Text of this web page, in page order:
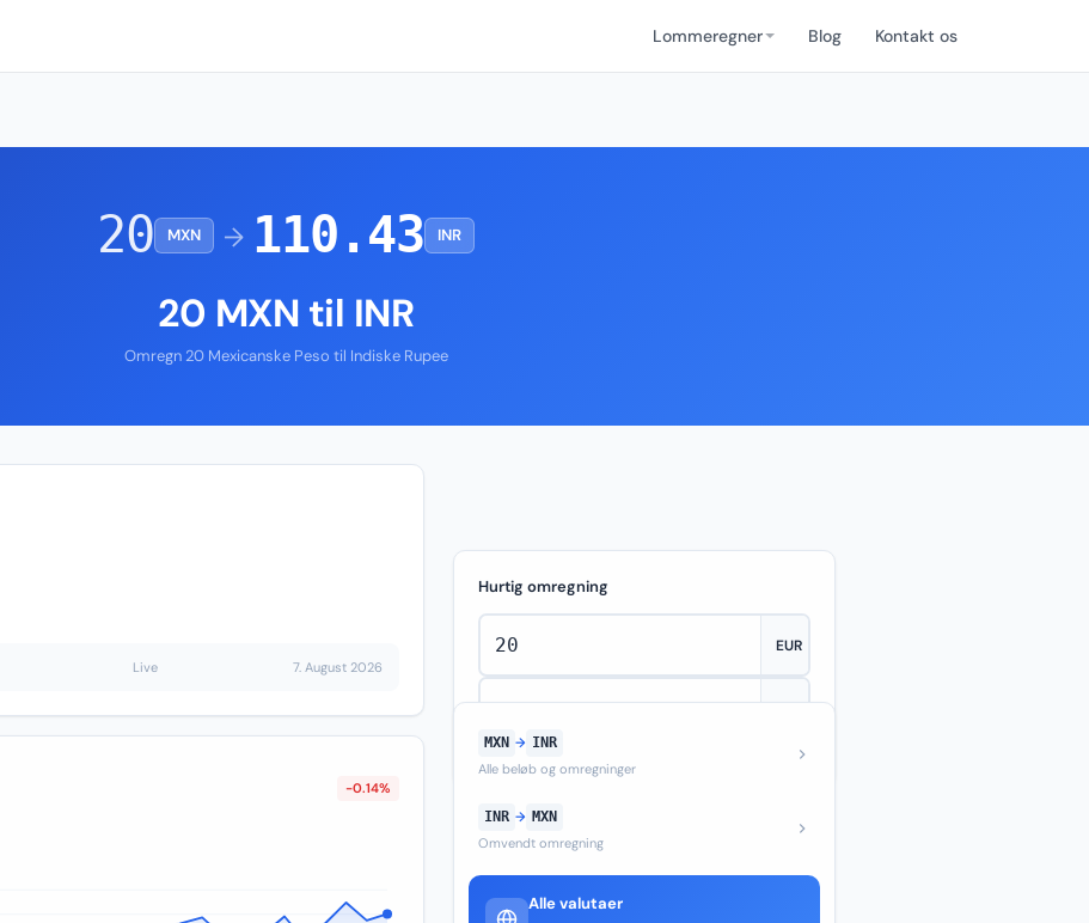
Lommeregner Blog Kontakt os
20 MXN → 110.43 INR
20 MXN til INR
Omregn 20 Mexicanske Peso til Indiske Rupee
Live 7. August 2026
-0.14%
Hurtig omregning
MXN → INR
Alle beløb og omregninger
INR → MXN
Omvendt omregning
Alle valutaer